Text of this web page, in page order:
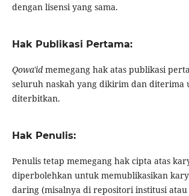
dengan lisensi yang sama.
Hak Publikasi Pertama:
Qowa'idmemegang hak atas publikasi
seluruh naskah yang dikirim dan diterima
diterbitkan.
Hak Penulis:
Penulis tetap memegang hak cipta atas
diperbolehkan untuk memublikasikan
daring (misalnya di repositori institusi atau